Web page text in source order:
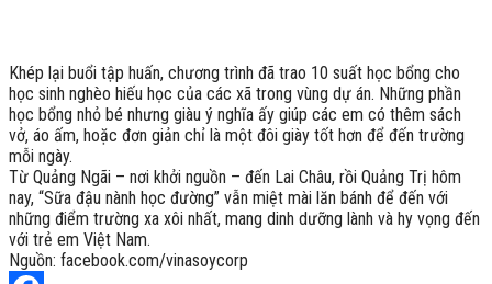
Khép lại buổi tập huấn, chương trình đã trao 10 suất học bổng cho
học sinh nghèo hiếu học của các xã trong vùng dự án. Những phần
học bổng nhỏ bé nhưng giàu ý nghĩa ấy giúp các em có thêm sách
vở, áo ấm, hoặc đơn giản chỉ là một đôi giày tốt hơn để đến trường
mỗi ngày.
Từ Quảng Ngãi – nơi khởi nguồn – đến Lai Châu, rồi Quảng Trị hôm
nay, “Sữa đậu nành học đường” vẫn miệt mài lăn bánh để đến với
những điểm trường xa xôi nhất, mang dinh dưỡng lành và hy vọng đến
với trẻ em Việt Nam.
Nguồn: facebook.com/vinasoycorp